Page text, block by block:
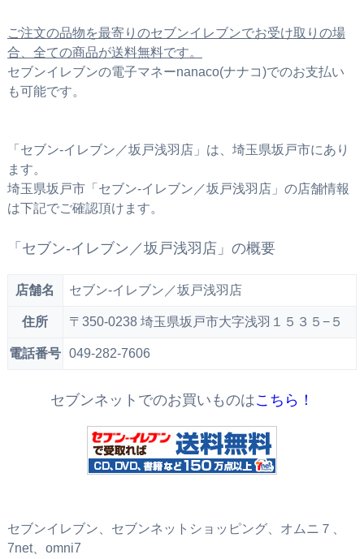
ご注文の品物を最寄りのセブンイレブンでお受け取りの場
合、全ての商品が送料無料です。
セブンイレブンの電子マネーnanaco(ナナコ)でのお支払い
も可能です。
「セブン‐イレブン／坂戸浅羽店」は、埼玉県坂戸市にあり
ます。
埼玉県坂戸市「セブン‐イレブン／坂戸浅羽店」の店舗情報
は下記でご確認頂けます。
「セブン‐イレブン／坂戸浅羽店」の概要
店舗名 セブン‐イレブン／坂戸浅羽店
住所 〒350-0238 埼玉県坂戸市大字浅羽１５３５−５
電話番号 049-282-7606
セブンネットでのお買いものはこちら！
セブンイレブン、セブンネットショッピング、オムニ７、
7net、omni7